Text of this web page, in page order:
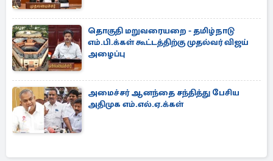
தொகுதி மறுவரையறை - தமிழ்நாடு
எம்.பி.க்கள் கூட்டத்திற்கு முதல்வர் விஜய்
அழைப்பு
அமைச்சர் ஆனந்தை சந்தித்து பேசிய
அதிமுக எம்.எல்.ஏ.க்கள்